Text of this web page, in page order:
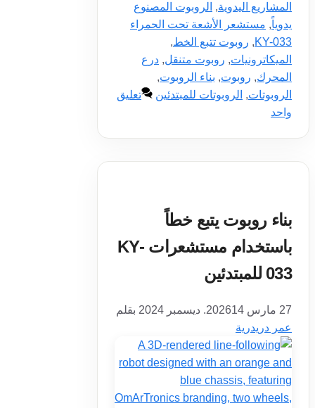
المشاريع اليدوية, الروبوت المصنوع
يدوياً, مستشعر الأشعة تحت الحمراء
KY-033
, روبوت تتبع الخط,
الميكاترونيات, روبوت متنقل, درع
المحرك, روبوت, بناء الروبوت,
الروبوتات, الروبوتات للمبتدئين
تعليق
واحد
بناء روبوت يتبع خطاً
باستخدام مستشعرات KY-
033 للمبتدئين
27 مارس 2026 14. ديسمبر 2024
بقلم
عمر دريدرية